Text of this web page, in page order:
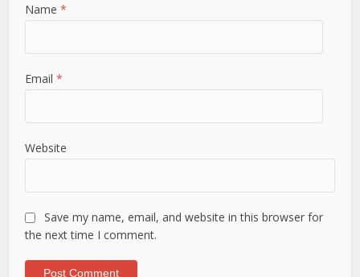
Name*
Email*
Website
Save my name, email, and website in this browser for
the next time I comment.